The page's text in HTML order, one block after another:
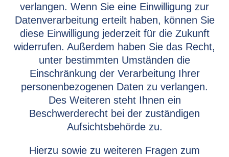
verlangen. Wenn Sie eine Einwilligung zur
Datenverarbeitung erteilt haben, können Sie
diese Einwilligung jederzeit für die Zukunft
widerrufen. Außerdem haben Sie das Recht,
unter bestimmten Umständen die
Einschränkung der Verarbeitung Ihrer
personenbezogenen Daten zu verlangen.
Des Weiteren steht Ihnen ein
Beschwerderecht bei der zuständigen
Aufsichtsbehörde zu.
Hierzu sowie zu weiteren Fragen zum